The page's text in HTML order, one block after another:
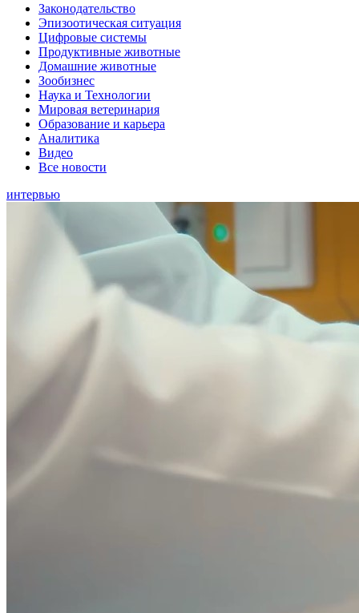
Законодательство
Эпизоотическая ситуация
Цифровые системы
Продуктивные животные
Домашние животные
Зообизнес
Наука и Технологии
Мировая ветеринария
Образование и карьера
Аналитика
Видео
Все новости
интервью